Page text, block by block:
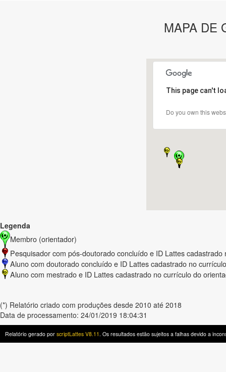
MAPA DE
This page can't
Do you own this
Legenda
Membro (orientador)
Pesquisador com pós-doutorado concluído e ID Lattes
Aluno com doutorado concluído e ID Lattes cadastrado no
Aluno com mestrado e ID Lattes cadastrado no currículo do
(*) Relatório criado com produções desde 2010 até 2018
Data de processamento: 24/01/2019 18:04:31
Relatório gerado por scriptLattes V8.11 . Os resultados estão sujeitos a falhas devido a